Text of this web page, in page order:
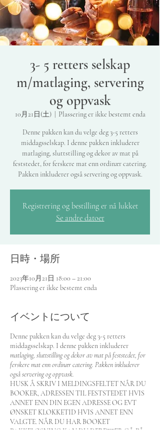
3- 5 retters selskap
m/matlaging, servering
og oppvask
10月21日(土)
  |
Plassering er ikke bestemt enda
Denne pakken kan du velge deg 3-5 retters
middagsselskap. I denne pakken inkluderer
matlaging, sluttstilling og dekor av mat på
feststedet, for ferskere mat enn ordinær catering.
Pakken inkluderer også servering og oppvask.
Registrering og bestilling er nå lukket
Se andre datoer
日時・場所
2023年10月21日 18:00 – 21:00
Plassering er ikke bestemt enda
イベントについて
Denne pakken kan du velge deg 3-5 retters
middagsselskap. I denne pakken inkluderer
matlaging, sluttstilling og dekor av mat på feststedet, for
ferskere mat enn ordinær catering. Pakken inkluderer
også servering og oppvask.
HUSK Å SKRIV I MELDINGSFELTET NÅR DU
BOOKER, ADRESSEN TIL FESTSTEDET HVIS
ANNET ENN DIN EGEN ADRESSE OG EVT
ØNSKET KLOKKETID HVIS ANNET ENN
VALGTE. NÅR DU HAR BOOKET